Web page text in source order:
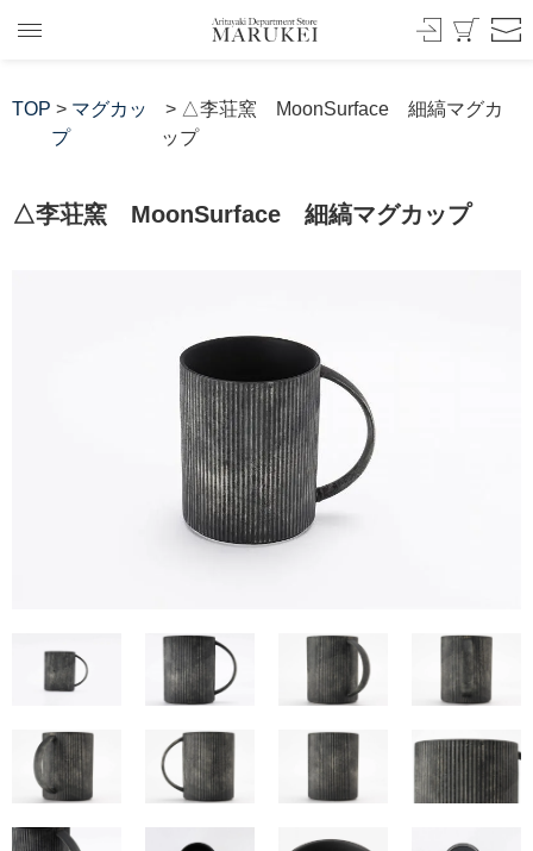
TOP > マグカッ
プ
> △李荘窯 MoonSurface 細縞マグカ
ップ
△李荘窯 MoonSurface 細縞マグカップ